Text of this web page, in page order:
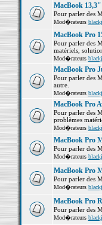
MacBook
Pour parler des
Mod�rateurs
MacBook Pro
Pour parler des
matériels,
Mod�rateurs
MacBook Pro
Pour parler des
autre.
Mod�rateurs
MacBook Pro
Pour parler des
problèmes
Mod�rateurs
MacBook Pro
Pour parler des
Mod�rateurs
MacBook Pro
Pour parler des
Mod�rateurs
MacBook Pro
Pour parler des
Mod�rateurs